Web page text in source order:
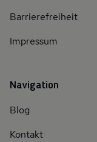
Barrierefreiheit
Impressum
Navigation
Blog
Kontakt